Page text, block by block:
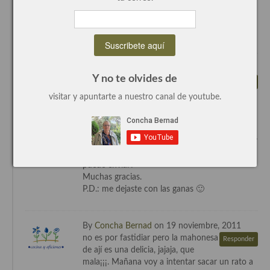
Resumen tematicos de recetas
Cocina Americana
Cocina Cajún y Creole
Cocina Cubana
Cocina de Estados Unidos
Hola:
dónde compras el ají amarillo
Soy peruano radicado hace más de 20 años en
Austria. Sabes de alguna empresa que me lo
puede enviar? Existe la posibilidad de conseguir
Muchas gracias.
P.D.: me dejaste con las ganas 🙂
By Concha Bernad on 19 noviembre, 2011
Responder
no es por fastidiar pero la mahonesa
de ají es una delicia, jajaja, que
mala¡¡¡. Mañana voy a intentar sacar un rato a
Y no te olvides de
visitar y apuntarte a nuestro canal de youtube.